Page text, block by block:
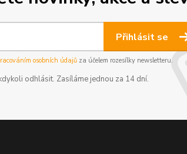
Přihlásit se
osobních údajůza účelem rozesílky newsletteru.
odhlásit. Zasíláme jednou za 14 dní.